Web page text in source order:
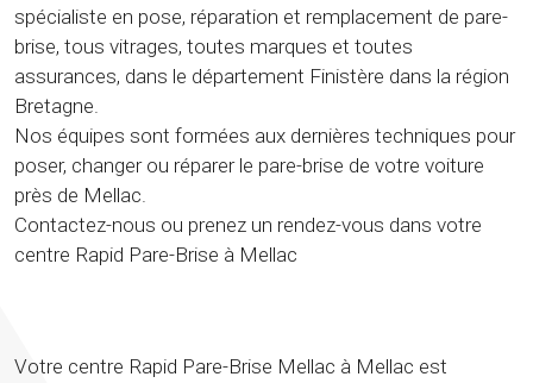
spécialiste en pose, réparation et remplacement de pare-
brise, tous vitrages, toutes marques et toutes
assurances, dans le département Finistère dans la région
Bretagne.
Nos équipes sont formées aux dernières techniques pour
poser, changer ou réparer le pare-brise de votre voiture
près de Mellac.
Contactez-nous ou prenez un rendez-vous dans votre
centre Rapid Pare-Brise à Mellac
Votre centre Rapid Pare-Brise Mellac à Mellac est